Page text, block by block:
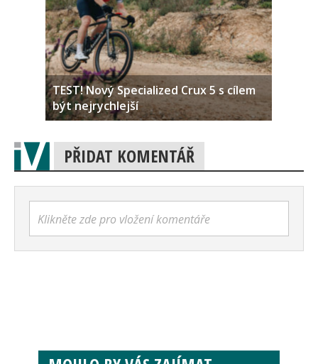
TEST! Nový Specialized Crux 5 s cílem
být nejrychlejší
PŘIDAT KOMENTÁŘ
Klikněte zde pro vložení komentáře